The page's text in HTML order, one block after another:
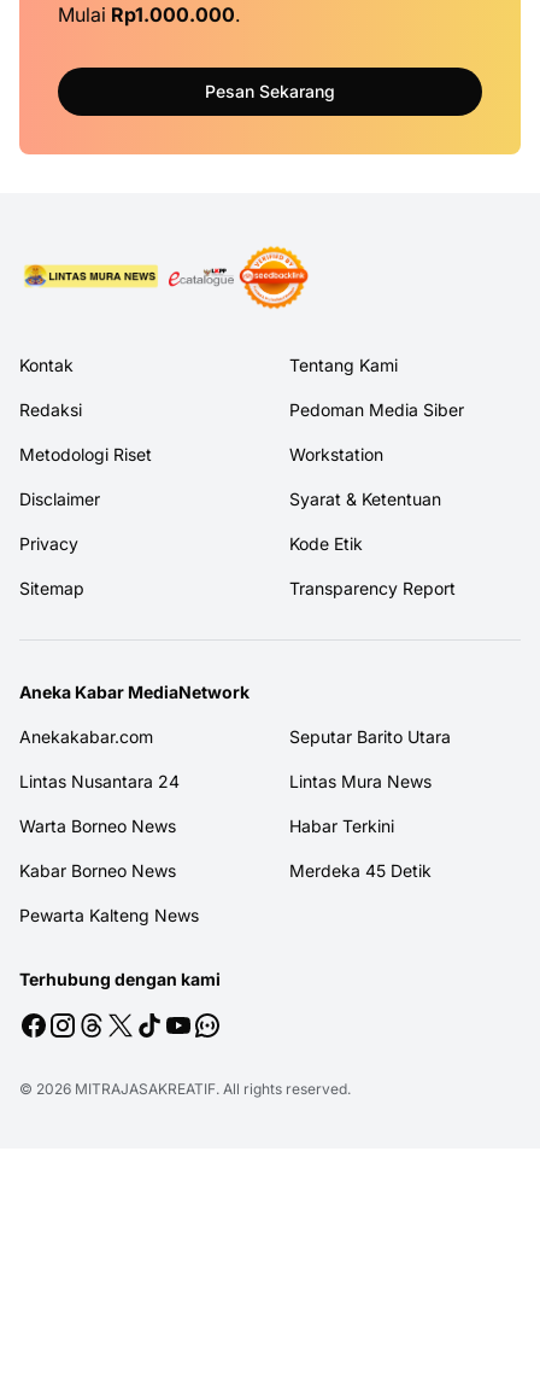
Mulai Rp1.000.000.
Pesan Sekarang
Kontak Tentang Kami
Redaksi Pedoman Media Siber
Metodologi Riset Workstation
Disclaimer Syarat & Ketentuan
Privacy Kode Etik
Sitemap Transparency Report
Aneka Kabar MediaNetwork
Anekakabar.com Seputar Barito Utara
Lintas Nusantara 24 Lintas Mura News
Warta Borneo News Habar Terkini
Kabar Borneo News Merdeka 45 Detik
Pewarta Kalteng News
Terhubung dengan kami
© 2026 MITRAJASAKREATIF. All rights reserved.